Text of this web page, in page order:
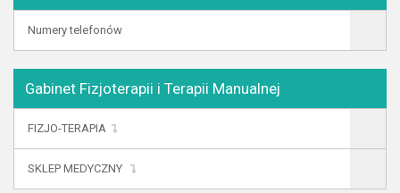
Numery telefonów
Gabinet Fizjoterapii i Terapii Manualnej
FIZJO-TERAPIA
SKLEP MEDYCZNY